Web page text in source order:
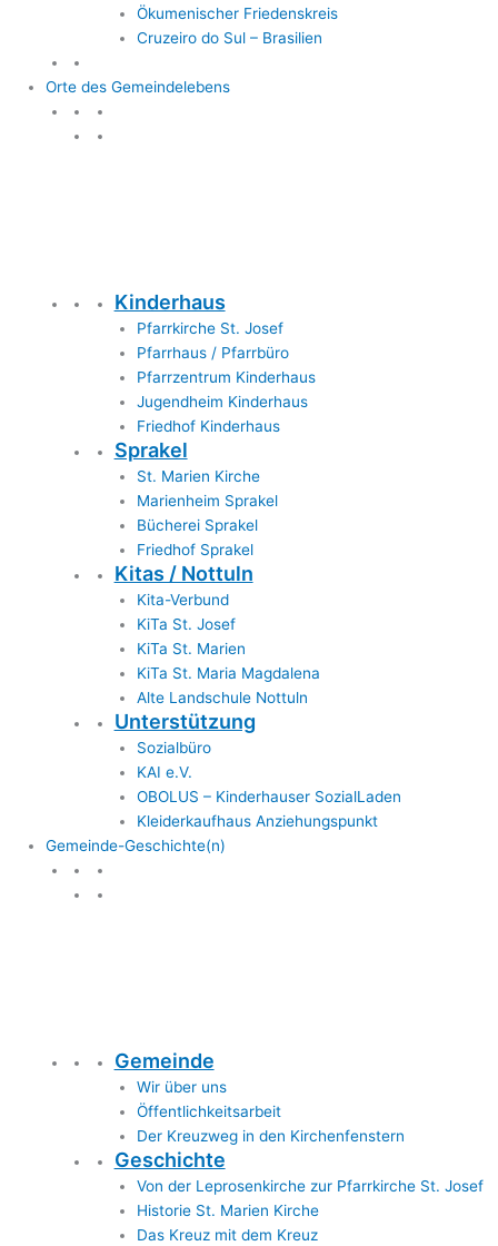
Ökumenischer Friedenskreis
Cruzeiro do Sul – Brasilien
Orte des Gemeindelebens
Kinderhaus
Pfarrkirche St. Josef
Pfarrhaus / Pfarrbüro
Pfarrzentrum Kinderhaus
Jugendheim Kinderhaus
Friedhof Kinderhaus
Sprakel
St. Marien Kirche
Marienheim Sprakel
Bücherei Sprakel
Friedhof Sprakel
Kitas / Nottuln
Kita-Verbund
KiTa St. Josef
KiTa St. Marien
KiTa St. Maria Magdalena
Alte Landschule Nottuln
Unterstützung
Sozialbüro
KAI e.V.
OBOLUS – Kinderhauser SozialLaden
Kleiderkaufhaus Anziehungspunkt
Gemeinde-Geschichte(n)
Gemeinde
Wir über uns
Öffentlichkeitsarbeit
Der Kreuzweg in den Kirchenfenstern
Geschichte
Von der Leprosenkirche zur Pfarrkirche St. Josef
Historie St. Marien Kirche
Das Kreuz mit dem Kreuz